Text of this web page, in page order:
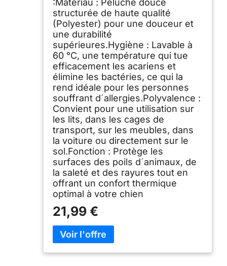
structurée de haute qualité
(Polyester) pour une douceur et
une durabilité
supérieures.Hygiène : Lavable à
60 °C, une température qui tue
efficacement les acariens et
élimine les bactéries, ce qui la
rend idéale pour les personnes
souffrant d´allergies.Polyvalence :
Convient pour une utilisation sur
les lits, dans les cages de
transport, sur les meubles, dans
la voiture ou directement sur le
sol.Fonction : Protège les
surfaces des poils d´animaux, de
la saleté et des rayures tout en
offrant un confort thermique
optimal à votre chien
21,99 €